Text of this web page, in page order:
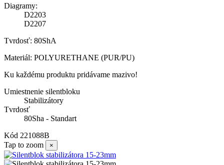
Diagramy:
D2203
D2207
Tvrdosť: 80ShA
Materiál: POLYURETHANE (PUR/PU)
Ku každému produktu pridávame mazivo!
Umiestnenie silentbloku
Stabilizátory
Tvrdosť
80Sha - Standart
Kód 221088B
Tap to zoom
×